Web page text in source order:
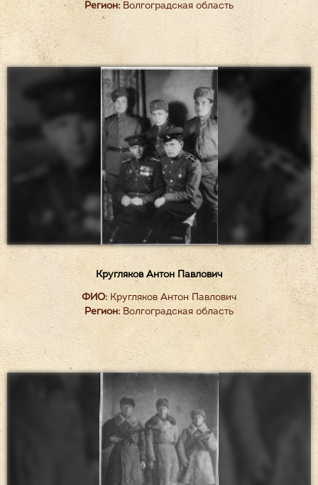
Регион: Волгоградская область
Кругляков Антон Павлович
ФИО: Кругляков Антон Павлович
Регион: Волгоградская область